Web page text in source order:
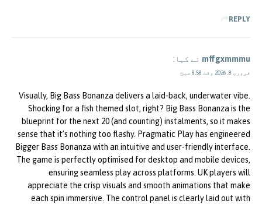
REPLY
mffgxmmmu نے کہا:
فروری 8, 2026 وقت 8:58 صبح
Visually, Big Bass Bonanza delivers a laid-back, underwater vibe.
Shocking for a fish themed slot, right? Big Bass Bonanza is the
blueprint for the next 20 (and counting) instalments, so it makes
sense that it’s nothing too flashy. Pragmatic Play has engineered
Bigger Bass Bonanza with an intuitive and user-friendly interface.
The game is perfectly optimised for desktop and mobile devices,
ensuring seamless play across platforms. UK players will
appreciate the crisp visuals and smooth animations that make
each spin immersive. The control panel is clearly laid out with